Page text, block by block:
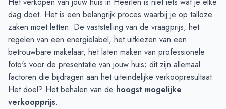
September
232
314
Oktober
239
326
November
314
December
249
Januari
211
245
Februari
212
210
Maart
186
238
April
dag doet. Het is een belangrijk proces waarbij je op talloze
zaken moet letten. De vaststelling van de vraagprijs, het
regelen van een energielabel, het uitkiezen van een
betrouwbare makelaar, het laten maken van professionele
foto's voor de presentatie van jouw huis; dit zijn allemaal
factoren die bijdragen aan het uiteindelijke verkoopresultaat.
Het doel? Het behalen van de hoogst mogelijke
verkoopprijs.